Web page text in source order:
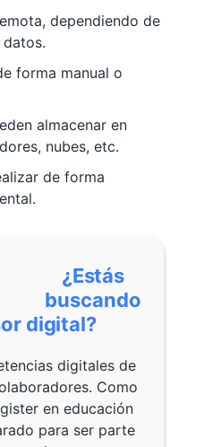
dependiendo de
forma manual o
almacenar en
nubes, etc.
de forma
¿Estás
buscando
digital?
digitales de
Como
en educación
para ser parte